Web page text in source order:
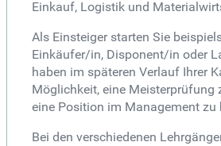
Einkauf, Logistik und
Als Einsteiger starten Sie
Einkäufer/in, Disponent/in oder
haben im späteren Verlauf Ihrer
Möglichkeit, eine Meisterprüfung
eine Position im Management zu
Bei den verschiedenen